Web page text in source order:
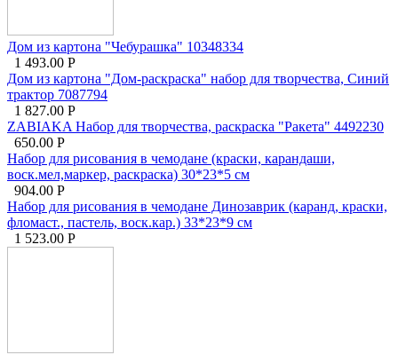
Дом из картона "Чебурашка" 10348334
1 493.00 Р
Дом из картона "Дом-раскраска" набор для творчества, Синий
трактор 7087794
1 827.00 Р
ZABIAKA Набор для творчества, раскраска "Ракета" 4492230
650.00 Р
Набор для рисования в чемодане (краски, карандаши,
воск.мел,маркер, раскраска) 30*23*5 см
904.00 Р
Набор для рисования в чемодане Динозаврик (каранд, краски,
фломаст., пастель, воск.кар.) 33*23*9 см
1 523.00 Р